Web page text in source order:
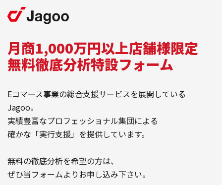
月商1,000万円以上店舗様限定
無料徹底分析特設フォーム
Eコマース事業の総合支援サービスを展開している
Jagoo。
実績豊富なプロフェッショナル集団による
確かな「実行支援」を提供しています。
無料の徹底分析を希望の方は、
ぜひ当フォームよりお申し込み下さい。